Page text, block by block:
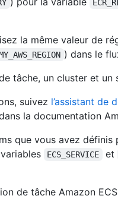
la même valeur de
) dans le
tâche, un cluster et un
suivez l’assistant de
la documentation
que vous avez
ECS_SERVICE et
de tâche Amazon